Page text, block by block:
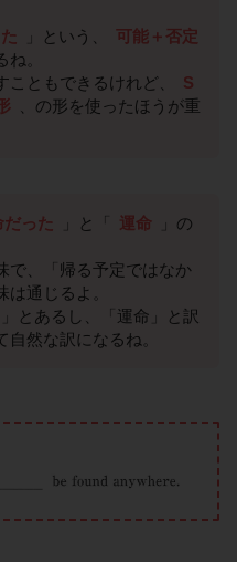
」という、
可能＋否定
。
こともできるけれど、
S
、の形を使ったほうが重
だった 」と「 運命
」の
で、「帰る予定ではなか
通じるよ。
とあるし、「運命」と訳
自然な訳になるね。